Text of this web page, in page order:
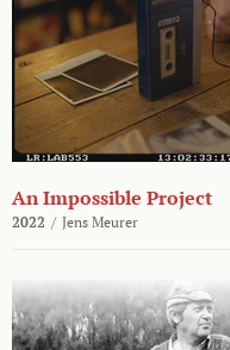
An Impossible Project
2022 / Jens Meurer